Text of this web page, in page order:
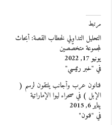
مرتبط
التحليل التداولي لخطاب القصة: أبحاث
لمجموعة متخصّصين
يونيو 17, 2022
في "خبر رئيسي"
فنانون عرب وأجانب يلتقون لرسم (
الإبل ) في صحراء ليوا الإماراتية
يناير 6, 2015
في "فنون"